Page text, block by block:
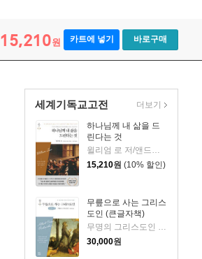
15,210원 카트에 넣기 바로구매
세계기독교고전
하나님께 내 삶을 드
린다는 것
윌리엄 로 저/앤드류 머레이 편/서문강 역
15,210원 (10% 할인)
무릎으로 사는 그리스
도인 (큰글자책)
30,000원
더보기